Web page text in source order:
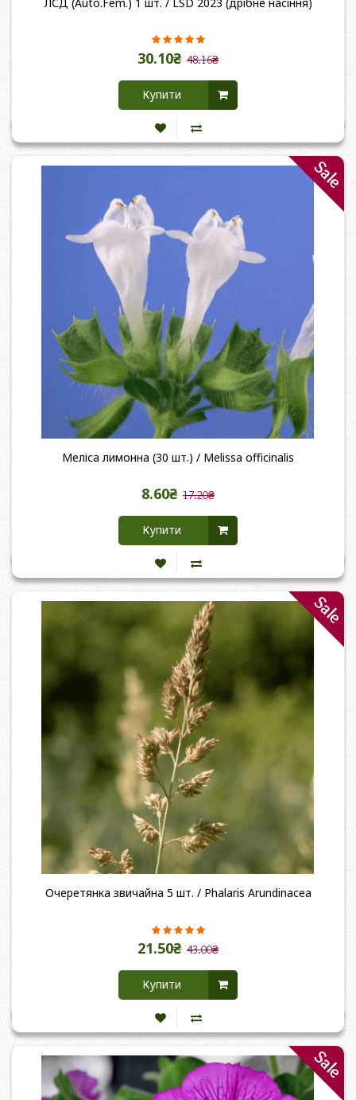
30.10₴ 48.16₴
Купити
Sale
Меліса лимонна (30 шт.) / Melissa officinalis
8.60₴ 17.20₴
Купити
Sale
Очеретянка звичайна 5 шт. / Phalaris Arundinacea
21.50₴ 43.00₴
Купити
Sale